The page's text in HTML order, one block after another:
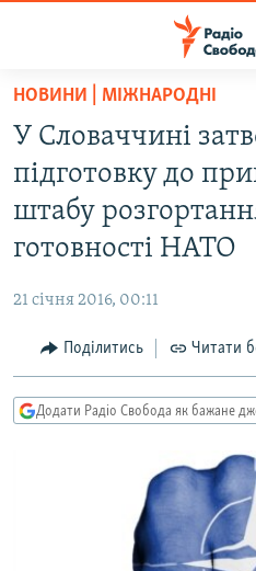
Перейти
основного
матеріалу
Перейти
до
основної
Перейти
пошуку
СТАТТІ
КУЛЬТУРА
СПОРТ
ДОНБАС.РЕАЛІЇ
КРИМ.РЕАЛІЇ
ТИ ЯК?
КИТАЙ.ВИКЛИКИ
МУЛЬТИМЕДІА
НОВИНИ | МІЖНАРОДНІ
У Словаччині
підготовку до
штабу
готовності НАТО
21 січня 2016, 00:11
Поділитись Читати
Додати Радіо Свобода як бажане